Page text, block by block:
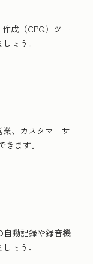
成（CPQ）ツー
ょう。
、カスタマーサ
ます。
自動記録や録音機
ょう。